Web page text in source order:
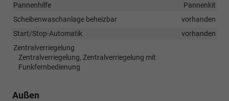
Pannenhilfe
Pannenkit
Scheibenwaschanlage beheizbar
vorhanden
Start/Stop-Automatik
vorhanden
Zentralverriegelung
Zentralverriegelung, Zentralverriegelung mit
Funkfernbedienung
Außen